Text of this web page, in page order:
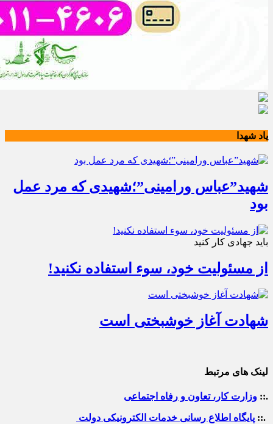
یاد شهدا
شهید”عباس ورامینی”؛شهیدی که مرد عمل
بود
باید جهادی کار کنید
از مسئولیت خود، سوء استفاده نکنید!
شهادت آغاز خوشبختی است
لینک های مرتبط
.:: وزارت کار، تعاون و رفاه اجتماعی
.:: پایگاه اطلاع رسانی خدمات الکترونیکی دولت